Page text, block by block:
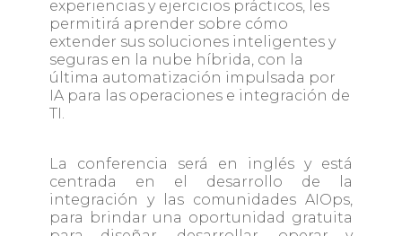
experiencias y ejercicios prácticos, les
permitirá aprender sobre cómo
extender sus soluciones inteligentes y
seguras en la nube híbrida, con la
última automatización impulsada por
IA para las operaciones e integración de
TI.
La conferencia será en inglés y está
centrada en el desarrollo de la
integración y las comunidades AIOps,
para brindar una oportunidad gratuita